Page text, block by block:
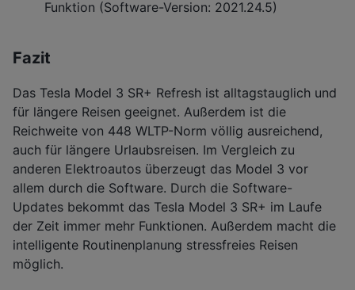
Funktion (Software-Version: 2021.24.5)
Fazit
Das Tesla Model 3 SR+ Refresh ist alltagstauglich und
für längere Reisen geeignet. Außerdem ist die
Reichweite von 448 WLTP-Norm völlig ausreichend,
auch für längere Urlaubsreisen. Im Vergleich zu
anderen Elektroautos überzeugt das Model 3 vor
allem durch die Software. Durch die Software-
Updates bekommt das Tesla Model 3 SR+ im Laufe
der Zeit immer mehr Funktionen. Außerdem macht die
intelligente Routinenplanung stressfreies Reisen
möglich.